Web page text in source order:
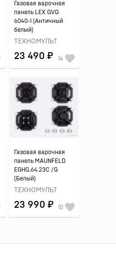
Газовая варочная
панель LEX GVG
6040-1 (Античный
белый)
ТЕХНОМУЛЬТ
23 490 ₽ 14
Газовая варочная
панель MAUNFELD
EGHG.64.23C /G
(Белый)
ТЕХНОМУЛЬТ
23 990 ₽ 10